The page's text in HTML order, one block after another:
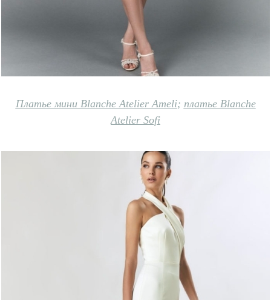
Платье мини Blanche Atelier Ameli; платье Blanche
Atelier Sofi